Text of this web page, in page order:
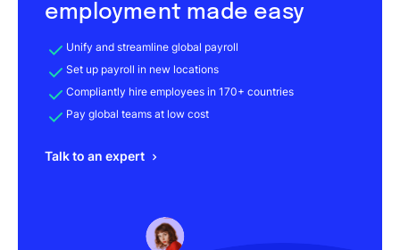
employment made easy
Unify and streamline global payroll
Set up payroll in new locations
Compliantly hire employees in 170+ countries
Pay global teams at low cost
Talk to an expert